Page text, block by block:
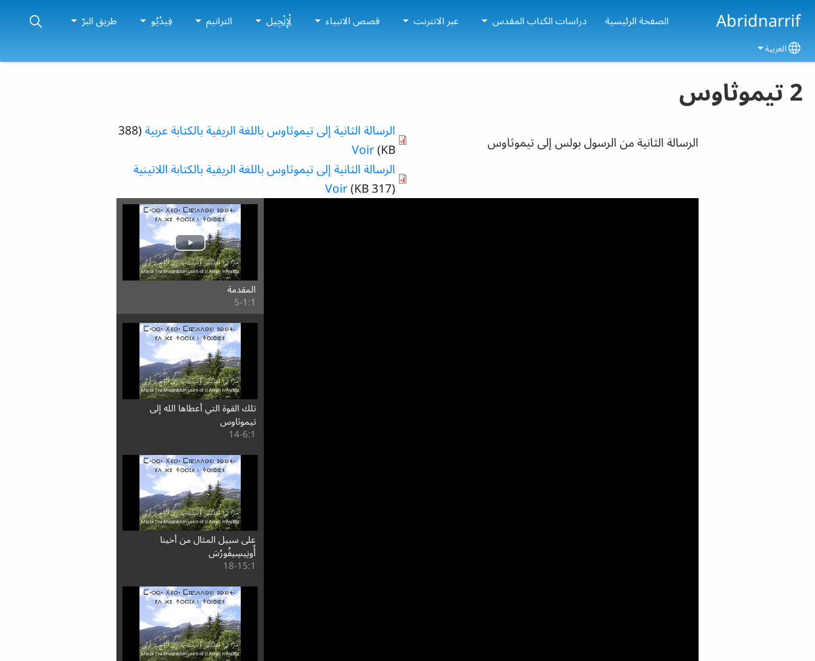
Abridnarrif الصفحة الرئيسية دراسات الكتاب المقدس عبر الانترنت قصص الانبياء لْإِنْجِيل الترانيم فِيدْيُو طريق البرّ
Select your language
العربية
2 تيموثاوس
الرسالة الثانية من الرسول بولس إلى تيموثاوس
الرسالة الثانية إلى تيموثاوس باللغة الريفية بالكتابة عربية (388
KB)
Voir
الرسالة الثانية إلى تيموثاوس باللغة الريفية بالكتابة اللاتينية
(317 KB)
Voir
المقدمة
1:⁧1⁩-5
تلك القوة التي أعطاها الله إلى
تيموثاوس
1:⁧6⁩-14
على سبيل المثال من أخينا
أُونِيسِيفُورُسَ
1:⁧15⁩-18